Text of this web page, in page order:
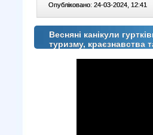
Опубліковано: 24-03-2024, 12:41
Весняні канікули
туризму, краєзнавства